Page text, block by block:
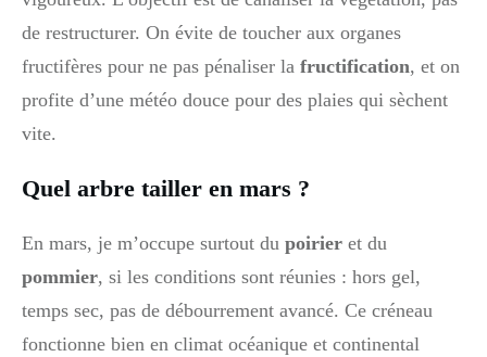
de restructurer. On évite de toucher aux organes
fructifères pour ne pas pénaliser la fructification, et on
profite d’une météo douce pour des plaies qui sèchent
vite.
Quel arbre tailler en mars ?
En mars, je m’occupe surtout du poirier et du
pommier, si les conditions sont réunies : hors gel,
temps sec, pas de débourrement avancé. Ce créneau
fonctionne bien en climat océanique et continental